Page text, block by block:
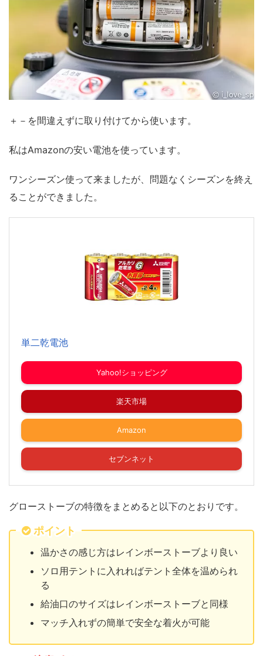
＋－を間違えずに取り付けてから使います。
私はAmazonの安い電池を使っています。
ワンシーズン使って来ましたが、問題なくシーズンを終え
ることができました。
単二乾電池
Yahoo!ショッピング
楽天市場
Amazon
セブンネット
グローストーブの特徴をまとめると以下のとおりです。
ポイント
温かさの感じ方はレインボーストーブより良い
ソロ用テントに入れればテント全体を温められ
る
給油口のサイズはレインボーストーブと同様
マッチ入れずの簡単で安全な着火が可能